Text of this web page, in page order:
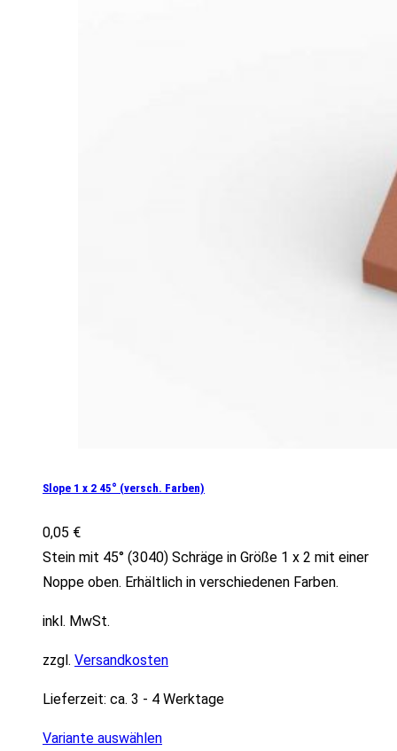
Slope 1 x 2 45° (versch. Farben)
0,05 €
Stein mit 45° (3040) Schräge in Größe 1 x 2 mit einer
Noppe oben. Erhältlich in verschiedenen Farben.
inkl. MwSt.
zzgl. Versandkosten
Lieferzeit: ca. 3 - 4 Werktage
Variante auswählen